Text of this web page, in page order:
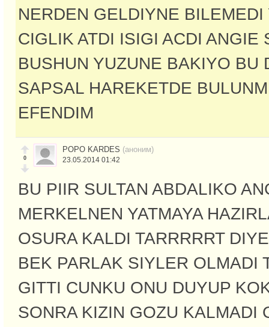
NERDEN GELDIYNE BILEMEDI
CIGLIK ATDI ISIGI ACDI ANGIE
BUSHUN YUZUNE BAKIYO BU
SAPSAL HAREKETDE
EFENDIM
0
POPO KARDES (аноним)
23.05.2014 01:42
BU PIIR SULTAN ABDALIKO
MERKELNEN YATMAYA
OSURA KALDI TARRRRRT
BEK PARLAK SIYLER OLMADI
GITTI CUNKU ONU DUYUP
SONRA KIZIN GOZU KALMADI